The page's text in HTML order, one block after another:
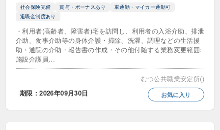
社会保険完備 賞与・ボーナスあり
車通勤・マイカー通勤可
退職金制度あり
・利用者(高齢者、障害者)宅を訪問し、利用者の入浴介助、排泄
介助、食事介助等の身体介護・掃除、洗濯、調理などの生活援
助・通院の介助・報告書の作成・その他付随する業務変更範囲:
施設介護員...
むつ公共職業安定所()
期限：2026年09月30日
お気に入り